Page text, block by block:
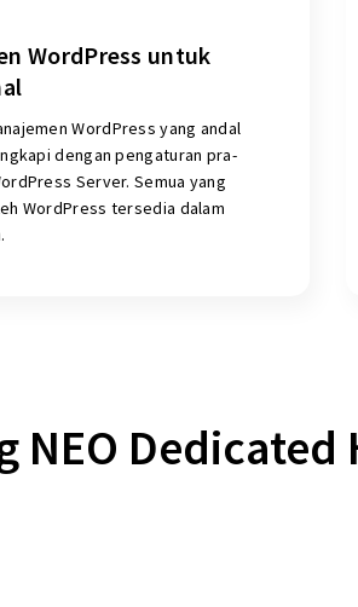
WordPress untuk
WordPress yang andal
dengan pengaturan pra-
Server. Semua yang
WordPress tersedia dalam
Dedicated